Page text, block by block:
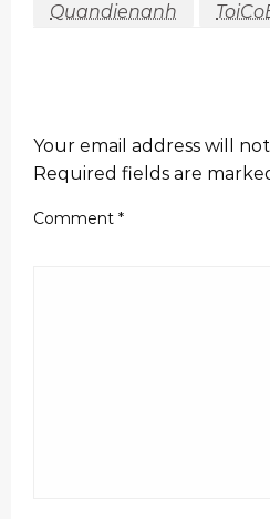
Quandienanh
Your email address will
Required fields are
Comment *